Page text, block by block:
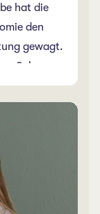
hat die
den
gewagt.
2 Jungs
es
aushält,